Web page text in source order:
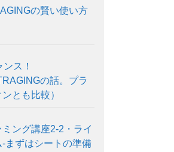
の賢い使い方
ス！
の話。プラ
とも比較）
ング講座2-2・ライ
-まずはシートの準備